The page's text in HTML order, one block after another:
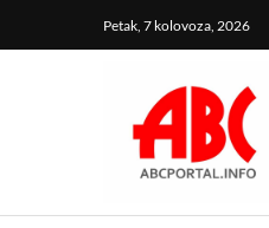
Petak, 7 kolovoza, 2026